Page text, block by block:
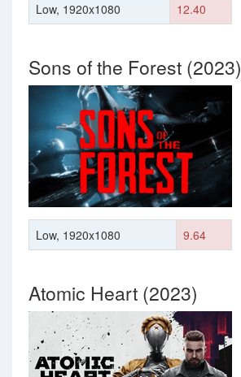
Low, 1920x1080 12.40
Sons of the Forest (2023)
Low, 1920x1080 9.64
Atomic Heart (2023)